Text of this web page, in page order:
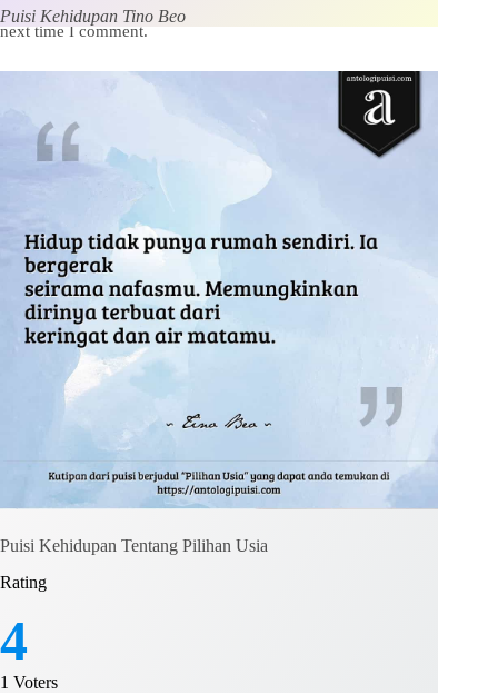
Save my name, email and website in this browser for the
next time I comment.
Puisi Kehidupan Tino Beo
Puisi Kehidupan Tentang Pilihan Usia
Rating
4
1 Voters